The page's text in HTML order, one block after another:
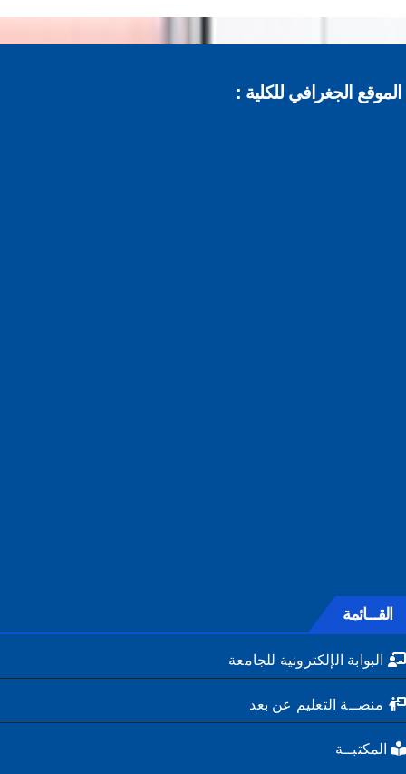
الجغرافي للكلية :
القـــائمة
البوابة الإلكترونية للجامعة
منصــة التعليم عن بعد
المكتبــة